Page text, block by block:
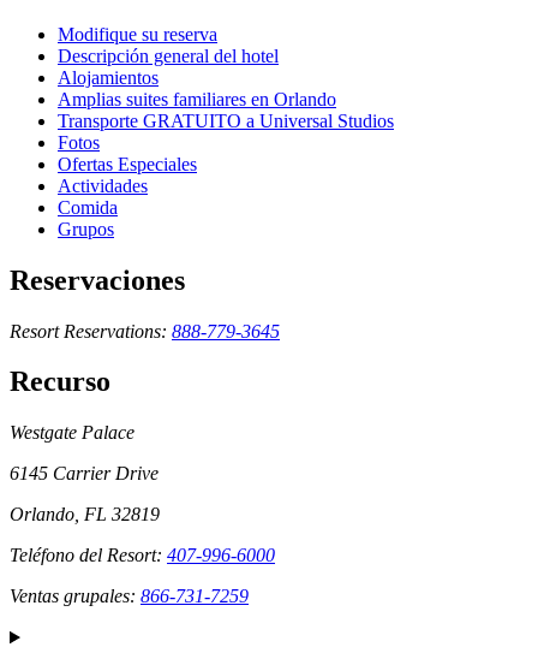
Modifique su reserva
Descripción general del hotel
Alojamientos
Amplias suites familiares en Orlando
Transporte GRATUITO a Universal Studios
Fotos
Ofertas Especiales
Actividades
Comida
Grupos
Reservaciones
Resort Reservations: 888-779-3645
Recurso
Westgate Palace
6145 Carrier Drive
Orlando, FL 32819
Teléfono del Resort: 407-996-6000
Ventas grupales: 866-731-7259